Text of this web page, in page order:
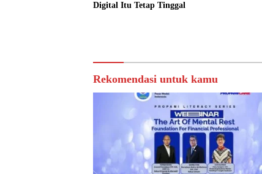
Digital Itu Tetap Tinggal
Rekomendasi untuk kamu